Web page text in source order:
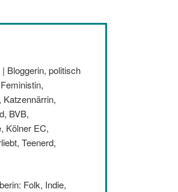
| Bloggerin, politisch
Katzennärrin,
BVB,
Kölner EC,
Teenerd,
Folk, Indie,